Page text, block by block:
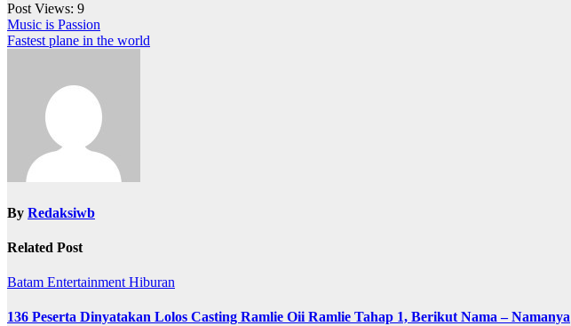
Post Views: 9
Navigasi
pos
Music is Passion
Fastest plane in the world
By Redaksiwb
Related Post
Batam Entertainment Hiburan
136 Peserta Dinyatakan Lolos Casting Ramlie Oii Ramlie Tahap 1, Berikut Nama – Namanya